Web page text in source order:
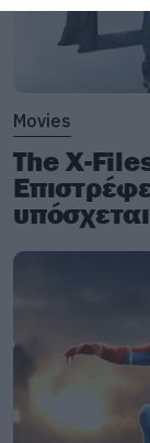
Movies
The X-